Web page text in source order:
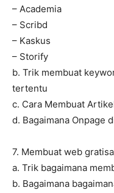
– Academia
– Scribd
– Kaskus
– Storify
b. Trik membuat
tertentu
c. Cara Membuat
d. Bagaimana Onpage
7. Membuat web
a. Trik bagaimana
b. Bagaimana